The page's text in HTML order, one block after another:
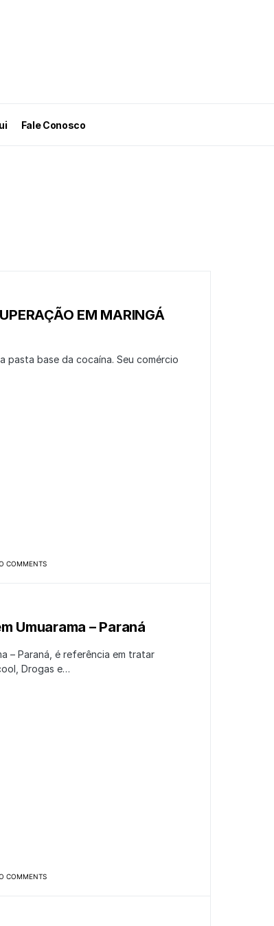
Fale Conosco
EM MARINGÁ
pasta base da cocaína. Seu comércio
COMMENTS
Umuarama – Paraná
– Paraná, é referência em tratar
Drogas e…
COMMENTS